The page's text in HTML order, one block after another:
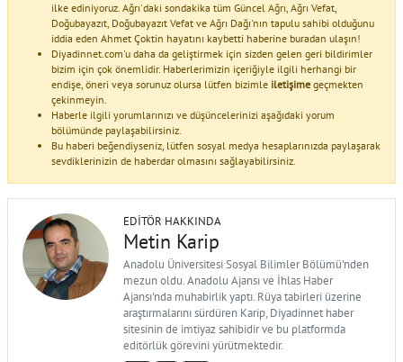
ilke ediniyoruz. Ağrı'daki sondakika tüm Güncel Ağrı, Ağrı Vefat,
Doğubayazıt, Doğubayazıt Vefat ve Ağrı Dağı'nın tapulu sahibi olduğunu
iddia eden Ahmet Çoktin hayatını kaybetti haberine buradan ulaşın!
Diyadinnet.com'u daha da geliştirmek için sizden gelen geri bildirimler
bizim için çok önemlidir. Haberlerimizin içeriğiyle ilgili herhangi bir
endişe, öneri veya sorunuz olursa lütfen bizimle iletişime geçmekten
çekinmeyin.
Haberle ilgili yorumlarınızı ve düşüncelerinizi aşağıdaki yorum
bölümünde paylaşabilirsiniz.
Bu haberi beğendiyseniz, lütfen sosyal medya hesaplarınızda paylaşarak
sevdiklerinizin de haberdar olmasını sağlayabilirsiniz.
EDITÖR HAKKINDA
Metin Karip
Anadolu Üniversitesi Sosyal Bilimler Bölümü'nden
mezun oldu. Anadolu Ajansı ve İhlas Haber
Ajansı'nda muhabirlik yaptı. Rüya tabirleri üzerine
araştırmalarını sürdüren Karip, Diyadinnet haber
sitesinin de imtiyaz sahibidir ve bu platformda
editörlük görevini yürütmektedir.